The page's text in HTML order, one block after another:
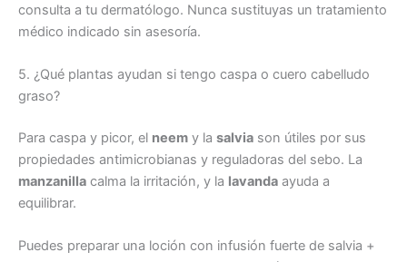
consulta a tu dermatólogo. Nunca sustituyas un tratamiento
médico indicado sin asesoría.
5. ¿Qué plantas ayudan si tengo caspa o cuero cabelludo
graso?
Para caspa y picor, el neem y la salvia son útiles por sus
propiedades antimicrobianas y reguladoras del sebo. La
manzanilla calma la irritación, y la lavanda ayuda a
equilibrar.
Puedes preparar una loción con infusión fuerte de salvia +